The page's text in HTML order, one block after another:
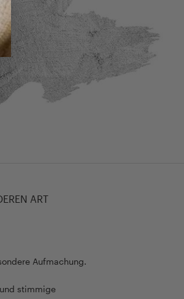
ART
Aufmachung.
stimmige